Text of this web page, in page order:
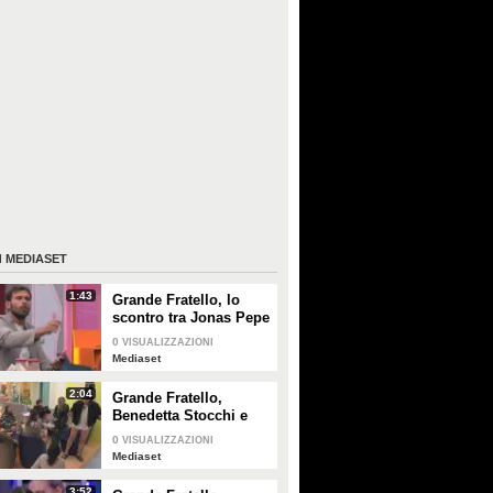
MEDIASET
1:43
Grande Fratello, lo
scontro tra Jonas Pepe
e Domenico D'Alterio
0 VISUALIZZAZIONI
Mediaset
2:04
Grande Fratello,
Benedetta Stocchi e
Francesca Carrara:
discussione in camera
0 VISUALIZZAZIONI
Mediaset